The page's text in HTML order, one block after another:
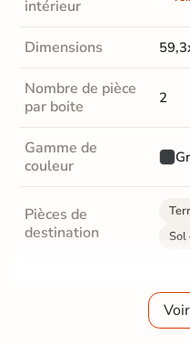
intérieur
Dimensions
Nombre de pièce
par boite
2
Gamme de
couleur
Pièces de
destination
Sol